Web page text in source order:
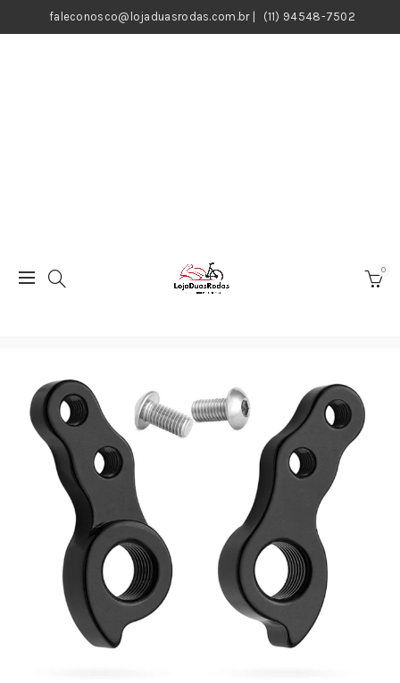
faleconosco@lojaduasrodas.com.br| (11) 94548-7502
0